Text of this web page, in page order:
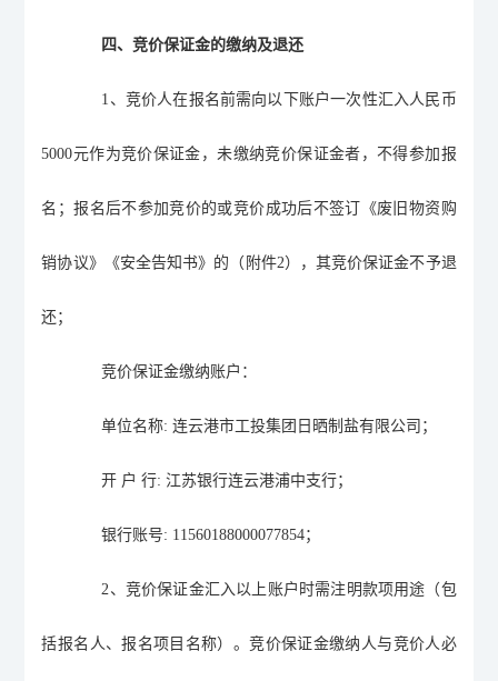
四、竞价保证金的缴纳及退还
1 、竞价人在报名前需向以下账户一次性汇入人民币
5000元作为竞价保证金，未缴纳竞价保证金者，不得参加报
名；报名后不参加竞价的或竞价成功后不签订《废旧物资购
销协议》《安全告知书》的（附件2），其竞价保证金不予退
还；
竞价保证金缴纳账户：
单位名称:连云港市工投集团日晒制盐有限公司；
开 户 行:江苏银行连云港浦中支行；
银行账号: 11560188000077854；
2、竞价保证金汇入以上账户 时需注明款项用途（包
括报名人、报名项目名称）。竞价保证金缴纳 人与竞价人必